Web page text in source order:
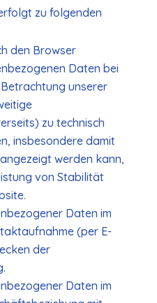
zu folgenden
den Browser
Daten bei
unserer
zu technisch
insbesondere damit
werden kann,
von Stabilität
Daten im
(per E-
der
Daten im